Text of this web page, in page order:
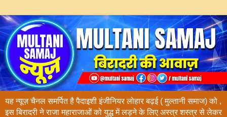
यह न्यूज़ चैनल समर्पित है पैदाइशी इंजीनियर लोहार बढ़ई ( मुल्तानी समाज) को ,
इस बिरादरी ने राजा महाराजाओं को युद्ध में लड़ने के लिए अस्त्र शस्त्र से लेकर